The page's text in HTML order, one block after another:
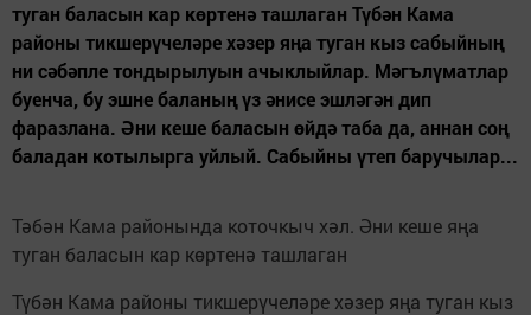
туган баласын кар көртенә ташлаган Түбән Кама
районы тикшерүчеләре хәзер яңа туган кыз сабыйның
ни сәбәпле тондырылуын ачыклыйлар. Мәгълүматлар
буенча, бу эшне баланың үз әнисе эшләгән дип
фаразлана. Әни кеше баласын өйдә таба да, аннан соң
баладан котылырга уйлый. Сабыйны үтеп баручылар...
Тәбән Кама районында коточкыч хәл. Әни кеше яңа
туган баласын кар көртенә ташлаган
Түбән Кама районы тикшерүчеләре хәзер яңа туган кыз